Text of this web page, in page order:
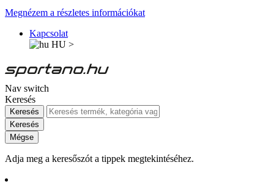
Megnézem a részletes információkat
Kapcsolat
HU >
Nav switch
Keresés
Keresés
Keresés
Mégse
Adja meg a keresőszót a tippek megtekintéséhez.